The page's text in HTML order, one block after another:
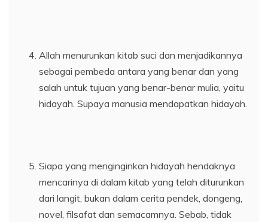
Allah menurunkan kitab suci dan menjadikannya
sebagai pembeda antara yang benar dan yang
salah untuk tujuan yang benar-benar mulia, yaitu
hidayah. Supaya manusia mendapatkan hidayah.
Siapa yang menginginkan hidayah hendaknya
mencarinya di dalam kitab yang telah diturunkan
dari langit, bukan dalam cerita pendek, dongeng,
novel, filsafat dan semacamnya. Sebab, tidak